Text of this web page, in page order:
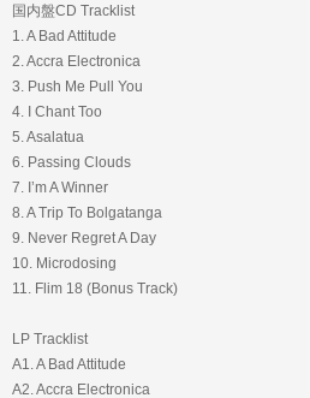
国内盤CD Tracklist
1. A Bad Attitude
2. Accra Electronica
3. Push Me Pull You
4. I Chant Too
5. Asalatua
6. Passing Clouds
7. I’m A Winner
8. A Trip To Bolgatanga
9. Never Regret A Day
10. Microdosing
11. Flim 18 (Bonus Track)
LP Tracklist
A1. A Bad Attitude
A2. Accra Electronica